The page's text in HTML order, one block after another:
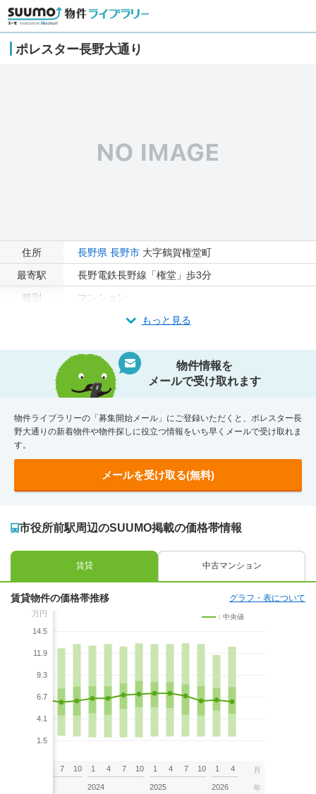
ポレスター長野大通り
住所 長野県 長野市 大字鶴賀権堂町
最寄駅
長野電鉄長野線「権堂」歩3分
種別
マンション
もっと見る
物件情報を
メールで受け取れます
物件ライブラリーの「募集開始メール」にご登録いただくと、ポレスター長
野大通りの新着物件や物件探しに役立つ情報をいち早くメールで受け取れま
す。
メールを受け取る(無料)
市役所前駅周辺のSUUMO掲載の価格帯情報
賃貸 中古マンション
賃貸物件の価格帯推移 グラフ・表について
万円
14.5
11.9
9.3
6.7
4.1
1.5
：中央値
7 10 1 4 7 10
2024
1 4 7 10
2025
1 4
2026
月
年